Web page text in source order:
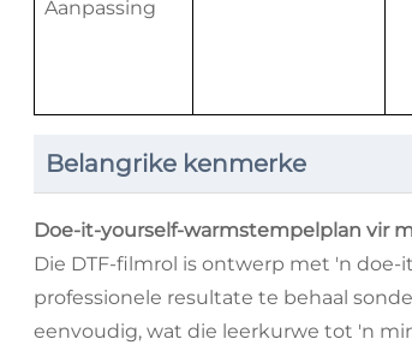
Aanpassing
Belangrike kenmerke
Doe-it-yourself-warmstempelplan vir
Die DTF-filmrol is ontwerp met 'n
professionele resultate te behaal
eenvoudig, wat die leerkurwe tot 'n